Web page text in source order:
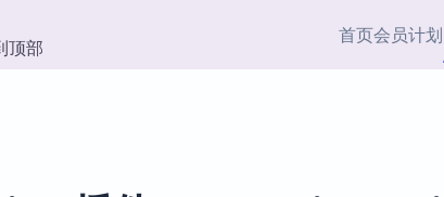
首页会员计划
顶部